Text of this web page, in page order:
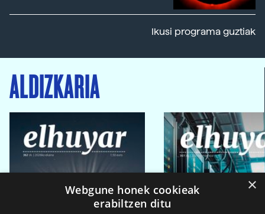
Ikusi programa guztiak
ALDIZKARIA
×
Webgune honek cookieak
erabiltzen ditu